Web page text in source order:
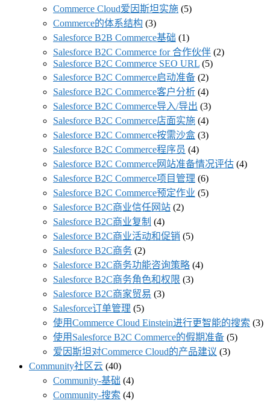
Commerce Cloud爱因斯坦实施 (5)
Commerce的体系结构 (3)
Salesforce B2B Commerce基础 (1)
Salesforce B2C Commerce for 合作伙伴 (2)
Salesforce B2C Commerce SEO URL (5)
Salesforce B2C Commerce启动准备 (2)
Salesforce B2C Commerce客户分析 (4)
Salesforce B2C Commerce导入/导出 (3)
Salesforce B2C Commerce店面实施 (4)
Salesforce B2C Commerce按需沙盒 (3)
Salesforce B2C Commerce程序员 (4)
Salesforce B2C Commerce网站准备情况评估 (4)
Salesforce B2C Commerce项目管理 (6)
Salesforce B2C Commerce预定作业 (5)
Salesforce B2C商业信任网站 (2)
Salesforce B2C商业复制 (4)
Salesforce B2C商业活动和促销 (5)
Salesforce B2C商务 (2)
Salesforce B2C商务功能咨询策略 (4)
Salesforce B2C商务角色和权限 (3)
Salesforce B2C商家贸易 (3)
Salesforce订单管理 (5)
使用Commerce Cloud Einstein进行更智能的搜索 (3)
使用Salesforce B2C Commerce的假期准备 (5)
爱因斯坦对Commerce Cloud的产品建议 (3)
Community社区云 (40)
Community-基础 (4)
Community-搜索 (4)